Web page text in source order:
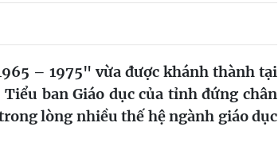
– 1975" vừa được khánh thành tại
ban Giáo dục của tỉnh đứng chân
lòng nhiều thế hệ ngành giáo dục